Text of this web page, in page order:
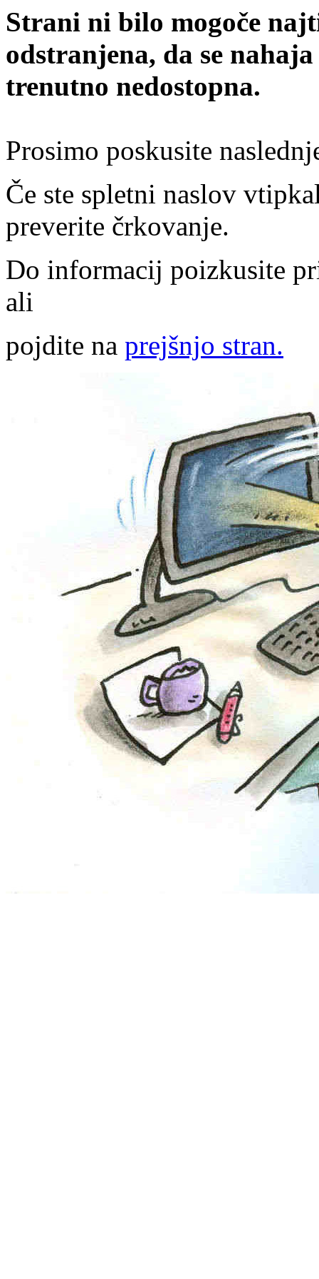
Strani ni bilo mogoče
odstranjena, da se
trenutno nedostopna.
Prosimo poskusite
Če ste spletni naslov
preverite črkovanje.
Do informacij poizkusite
ali
pojdite na prejšnjo stran.